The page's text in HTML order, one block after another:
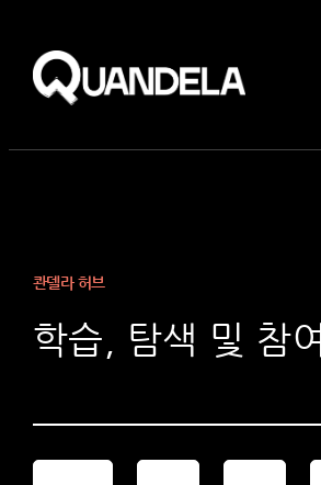
콴델라 허브
학습, 탐색 및 참여